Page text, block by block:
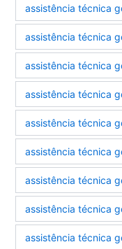
assistência técnica
assistência técnica
assistência técnica
assistência técnica
assistência técnica
assistência técnica
assistência técnica
assistência técnica
assistência técnica